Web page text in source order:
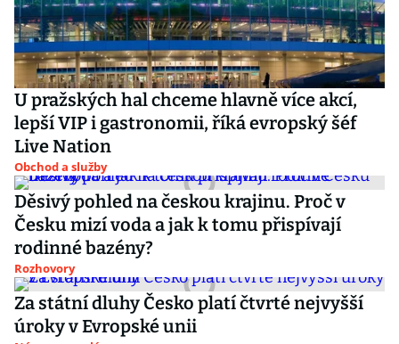
U pražských hal chceme hlavně více akcí,
lepší VIP i gastronomii, říká evropský šéf
Live Nation
Obchod a služby
Děsivý pohled na českou krajinu. Proč v
Česku mizí voda a jak k tomu přispívají
rodinné bazény?
Rozhovory
Za státní dluhy Česko platí čtvrté nejvyšší
úroky v Evropské unii